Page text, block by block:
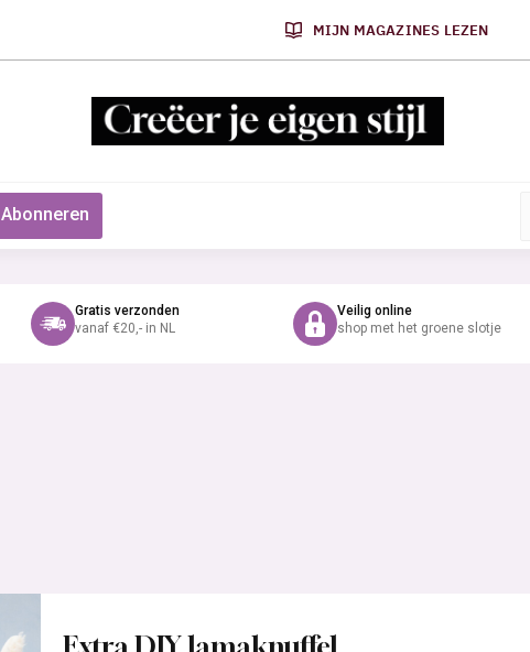
MIJN MAGAZINES LEZEN
Abonneren
Gratis verzonden
vanaf €20,- in NL
Veilig online
shop met het groene slotje